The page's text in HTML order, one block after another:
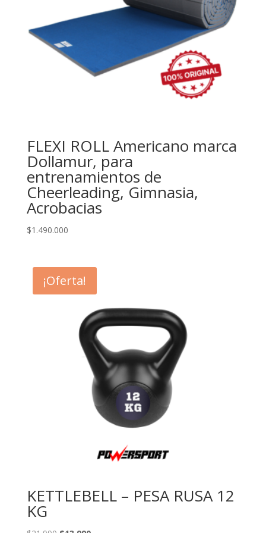
FLEXI ROLL Americano marca
Dollamur, para
entrenamientos de
Cheerleading, Gimnasia,
Acrobacias
$1.490.000
¡Oferta!
KETTLEBELL – PESA RUSA 12
KG